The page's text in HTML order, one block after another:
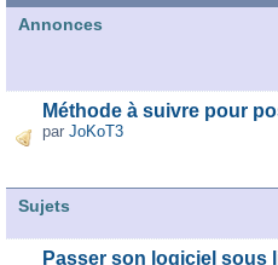
Annonces
Méthode à suivre pour
par JoKoT3
Sujets
Passer son logiciel sous